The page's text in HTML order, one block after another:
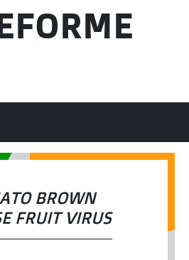
BROWN
FRUIT VIRUS